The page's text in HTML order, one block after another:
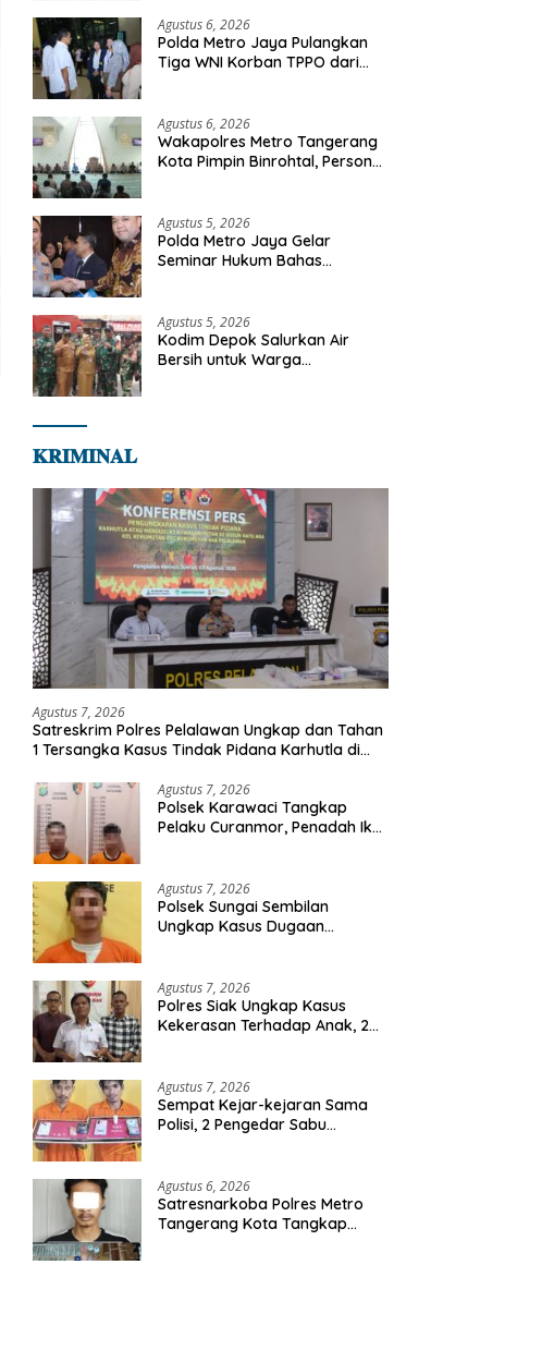
Bersama Masyarakat
Agustus 6, 2026
Polda Metro Jaya Pulangkan
Tiga WNI Korban TPPO dari
Agustus 6, 2026
Wakapolres Metro Tangerang
Kota Pimpin Binrohtal, Personel
Agustus 5, 2026
Polda Metro Jaya Gelar
Seminar Hukum Bahas
Agustus 5, 2026
Kodim Depok Salurkan Air
Bersih untuk Warga
𝐊𝐑𝐈𝐌𝐈𝐍𝐀𝐋
Agustus 7, 2026
Satreskrim Polres Pelalawan Ungkap dan Tahan
1 Tersangka Kasus Tindak Pidana Karhutla di
Agustus 7, 2026
Polsek Karawaci Tangkap
Pelaku Curanmor, Penadah Ikut
Agustus 7, 2026
Polsek Sungai Sembilan
Ungkap Kasus Dugaan
Berhasil Diamankan
Agustus 7, 2026
Polres Siak Ungkap Kasus
Kekerasan Terhadap Anak, 2
Agustus 7, 2026
Sempat Kejar-kejaran Sama
Polisi, 2 Pengedar Sabu
Agustus 6, 2026
Satresnarkoba Polres Metro
Tangerang Kota Tangkap